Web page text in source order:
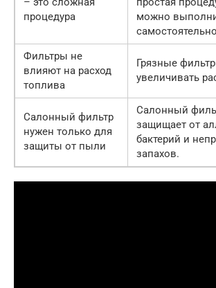
процедура
можно
Фильтры не
влияют на расход
топлива
Грязные
увеличивать
Салонный фильтр
нужен только для
защиты от пыли
Салонный
защищает от
бактерий и
запахов.